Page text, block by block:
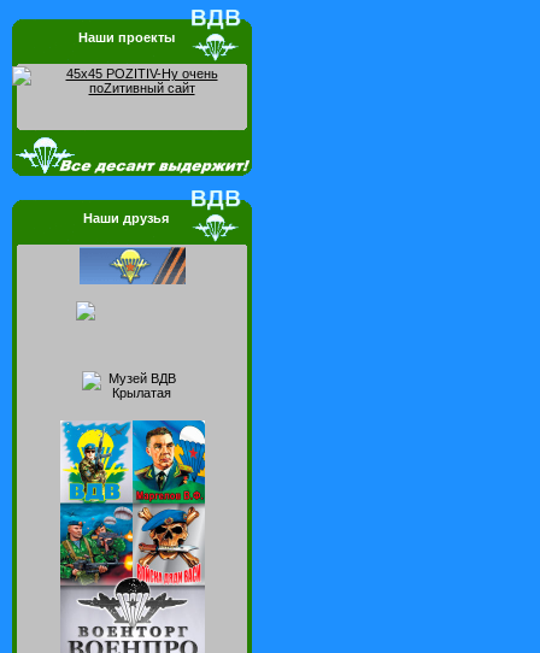
Наши проекты
Наши друзья